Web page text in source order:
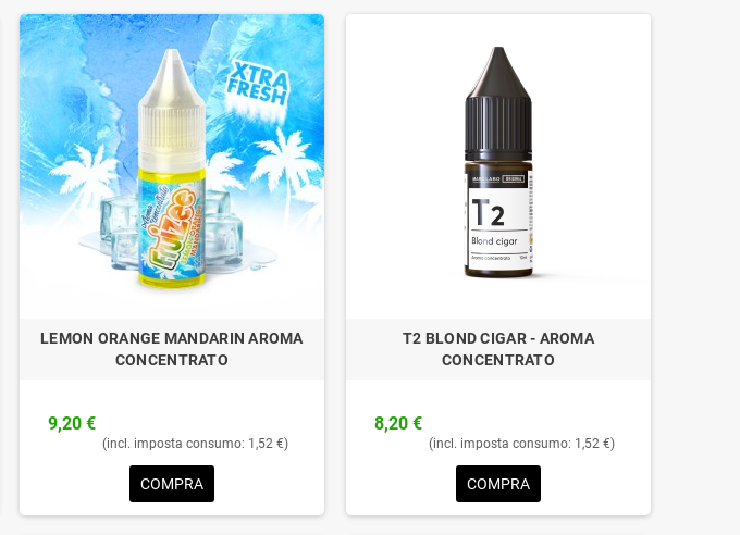
LEMON ORANGE MANDARIN AROMA
CONCENTRATO
9,20 €
(incl. imposta consumo: 1,52 €)
COMPRA
T2 BLOND CIGAR - AROMA
CONCENTRATO
8,20 €
(incl. imposta consumo: 1,52 €)
COMPRA